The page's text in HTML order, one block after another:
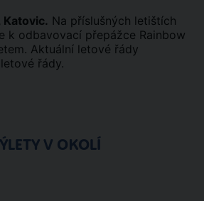
Katovic. Na příslušných letištích
k odbavovací přepážce Rainbow
Aktuální letové řády
řády.
V OKOLÍ